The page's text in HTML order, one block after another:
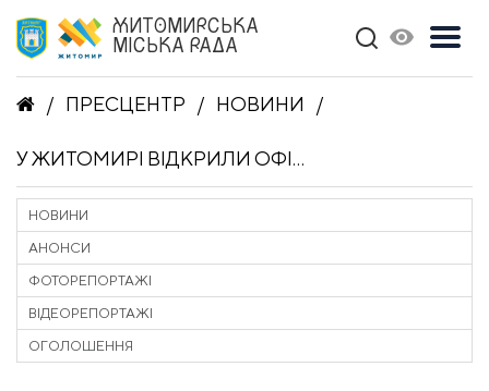
ЖИТОМИРСЬКА
МІСЬКА РАДА
ПРЕСЦЕНТР НОВИНИ
У ЖИТОМИРІ ВІДКРИЛИ ОФІС ДЕКАРБОНІЗАЦІЇ ТА ЕНЕРГОЕФЕКТИВНОСТІ
НОВИНИ
АНОНСИ
ФОТОРЕПОРТАЖІ
ВІДЕОРЕПОРТАЖІ
ОГОЛОШЕННЯ